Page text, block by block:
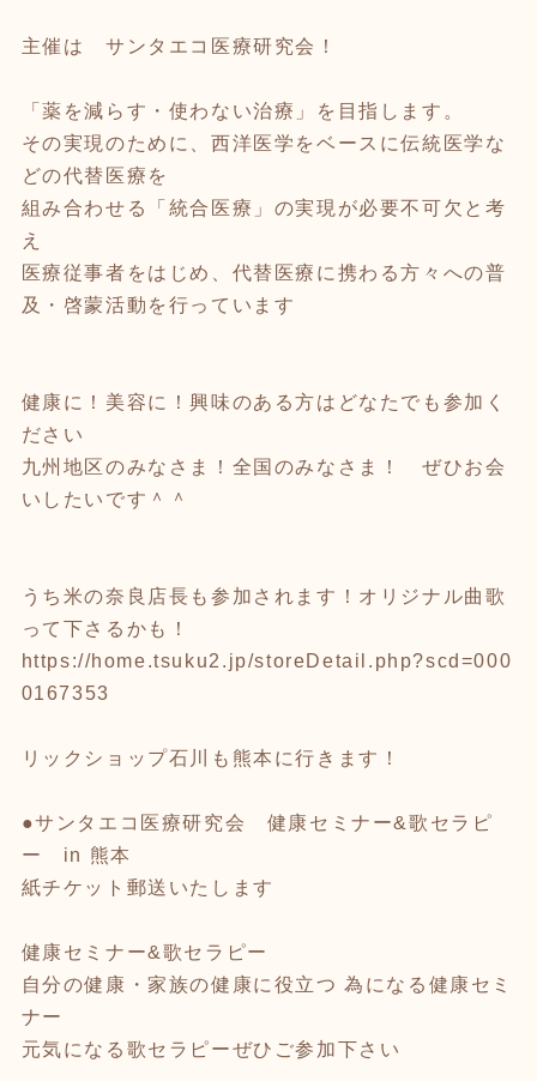
主催は サンタエコ医療研究会！
「薬を減らす・使わない治療」を目指します。
その実現のために、西洋医学をベースに伝統医学な
どの代替医療を
組み合わせる「統合医療」の実現が必要不可欠と考
え
医療従事者をはじめ、代替医療に携わる方々への普
及・啓蒙活動を行っています
健康に！美容に！興味のある方はどなたでも参加く
ださい
九州地区のみなさま！全国のみなさま！ ぜひお会
いしたいです＾＾
うち米の奈良店長も参加されます！オリジナル曲歌
って下さるかも！
https://home.tsuku2.jp/storeDetail.php?scd=000
0167353
リックショップ石川も熊本に行きます！
●サンタエコ医療研究会 健康セミナー&歌セラピ
ー in 熊本
紙チケット郵送いたします
健康セミナー&歌セラピー
自分の健康・家族の健康に役立つ 為になる健康セミ
ナー
元気になる歌セラピーぜひご参加下さい